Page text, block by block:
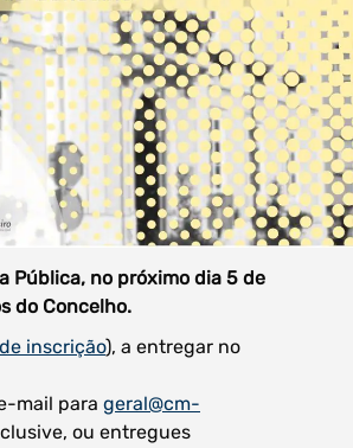
Pública, no próximo dia 5 de
do Concelho.
inscrição), a entregar no
mail para geral@cm-
ou entregues